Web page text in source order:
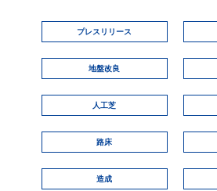
プレスリリース
地盤改良
人工芝
路床
造成